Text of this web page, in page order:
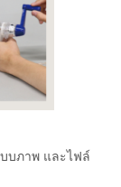
บภาพ และไฟล์